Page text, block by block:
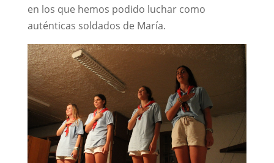
en los que hemos podido luchar como
auténticas soldados de María.